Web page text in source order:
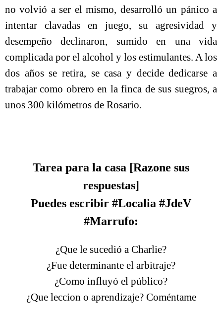
no volvió a ser el mismo, desarrolló un pánico a
intentar clavadas en juego, su agresividad y
desempeño declinaron, sumido en una vida
complicada por el alcohol y los estimulantes. A los
dos años se retira, se casa y decide dedicarse a
trabajar como obrero en la finca de sus suegros, a
unos 300 kilómetros de Rosario.
Tarea para la casa [Razone sus
respuestas]
Puedes escribir #Localia #JdeV
#Marrufo:
¿Que le sucedió a Charlie?
¿Fue determinante el arbitraje?
¿Como influyó el público?
¿Que leccion o aprendizaje? Coméntame